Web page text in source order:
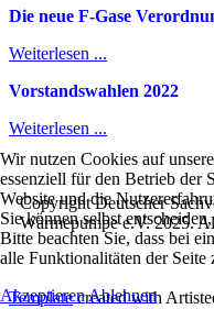
Die neue F-Gase
Weiterlesen ...
Vorstandswahlen 2022
Weiterlesen ...
Copyright Deutscher
Wärmepumpe e.V. 2025.
Templatecreated with
Wir nutzen Cookies auf
essenziell für den Betrieb der
Website und die
Sie können selbst
Bitte beachten Sie, dass bei
alle Funktionalitäten der Seite
AkzeptierenAblehnen